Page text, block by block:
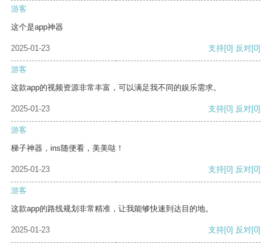
游客
这个是app神器
2025-01-23 支持[0] 反对[0]
游客
这款app的视频资源非常丰富，可以满足我不同的娱乐需求。
2025-01-23 支持[0] 反对[0]
游客
梯子神器，ins随便看，美美哒！
2025-01-23 支持[0] 反对[0]
游客
这款app的路线规划非常精准，让我能够快速到达目的地。
2025-01-23 支持[0] 反对[0]